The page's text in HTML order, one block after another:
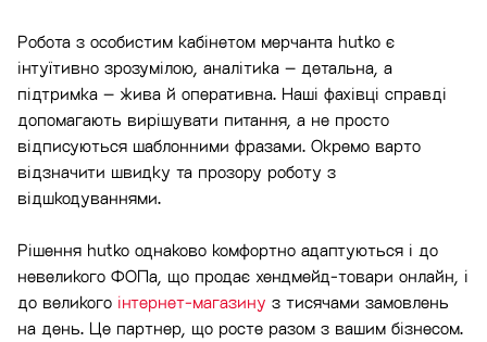
Робота з особистим кабінетом мерчанта hutko є
інтуїтивно зрозумілою, аналітика – детальна, а
підтримка – жива й оперативна. Наші фахівці справді
допомагають вирішувати питання, а не просто
відписуються шаблонними фразами. Окремо варто
відзначити швидку та прозору роботу з
відшкодуваннями.
Рішення hutko однаково комфортно адаптуються і до
невеликого ФОПа, що продає хендмейд-товари онлайн, і
до великого інтернет-магазину з тисячами замовлень
на день. Це партнер, що росте разом з вашим бізнесом.